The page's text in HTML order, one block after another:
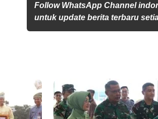
Follow WhatsApp Channel
untuk update berita terbaru